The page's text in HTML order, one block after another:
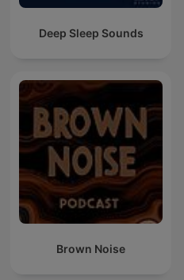
Deep Sleep Sounds
Brown Noise